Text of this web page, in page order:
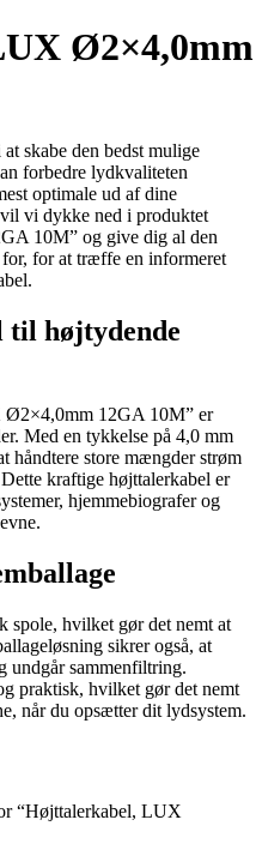
Ø2×4,0mm
skabe den bedst mulige
forbedre lydkvaliteten
optimale ud af dine
vi dykke ned i produktet
10M” og give dig al den
for at træffe en informeret
højtydende
12GA 10M” er
Med en tykkelse på 4,0 mm
håndtere store mængder strøm
kraftige højttalerkabel er
hjemmebiografer og
spole, hvilket gør det nemt at
sikrer også, at
undgår sammenfiltring.
praktisk, hvilket gør det nemt
når du opsætter dit lydsystem.
“Højttalerkabel, LUX